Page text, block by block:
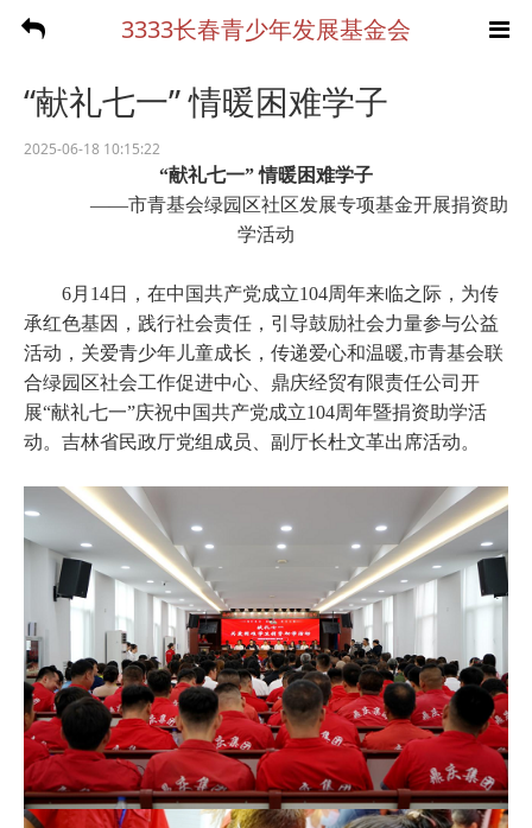
3333长春青少年发展基金会
“献礼七一” 情暖困难学子
2025-06-18 10:15:22
“献礼七一” 情暖困难学子
——市青基会绿园区社区发展专项基金开展捐资助
学活动
6月14日，在中国共产党成立104周年来临之际，为传
承红色基因，践行社会责任，引导鼓励社会力量参与公益
活动，关爱青少年儿童成长，传递爱心和温暖,市青基会联
合绿园区社会工作促进中心、鼎庆经贸有限责任公司开
展“献礼七一”庆祝中国共产党成立104周年暨捐资助学活
动。 吉林省民政厅党组成员、副厅长杜文革出席活动。